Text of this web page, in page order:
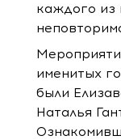
каждого из
именитых
были
Наталья